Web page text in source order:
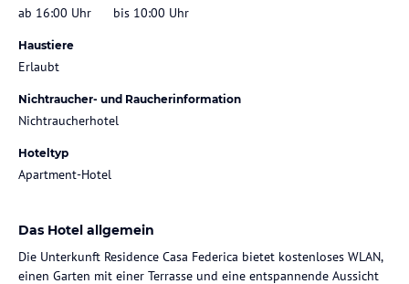
ab 16:00 Uhr bis 10:00 Uhr
Haustiere
Erlaubt
Nichtraucher- und Raucherinformation
Nichtraucherhotel
Hoteltyp
Apartment-Hotel
Das Hotel allgemein
Die Unterkunft Residence Casa Federica bietet kostenloses WLAN,
einen Garten mit einer Terrasse und eine entspannende Aussicht